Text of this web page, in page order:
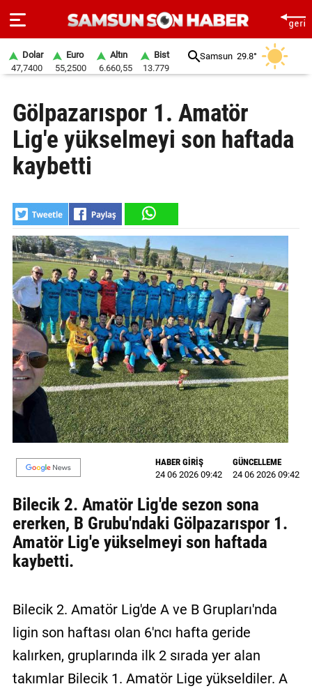
SAYFA
SAMSUN
HABER
GÜNDEM
SİYASET
EKONOMİ
DÜNYA
MAGAZİN
GALERİ
VİDEO
YAZARLAR
BİZE
ULAŞIN
Künye
İletişim
Gizlilik
Dolar
47,7400
Euro
55,2500
Altın
6.660,55
Bist
13.779
Samsun 29.8°
Gölpazarıspor 1. Amatör
Lig'e yükselmeyi son haftada
kaybetti
HABER GİRİŞ
24 06 2026 09:42
GÜNCELLEME
24 06 2026 09:42
Bilecik 2. Amatör Lig'de sezon sona
ererken, B Grubu'ndaki Gölpazarıspor 1.
Amatör Lig'e yükselmeyi son haftada
kaybetti.
Bilecik 2. Amatör Lig'de A ve B Grupları'nda
ligin son haftası olan 6'ncı hafta geride
kalırken, gruplarında ilk 2 sırada yer alan
takımlar Bilecik 1. Amatör Lige yükseldiler. A